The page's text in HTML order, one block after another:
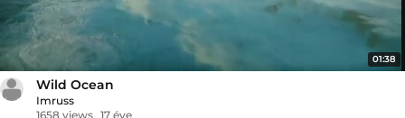
01:38
Wild Ocean
Imruss
1658 views 17 éve